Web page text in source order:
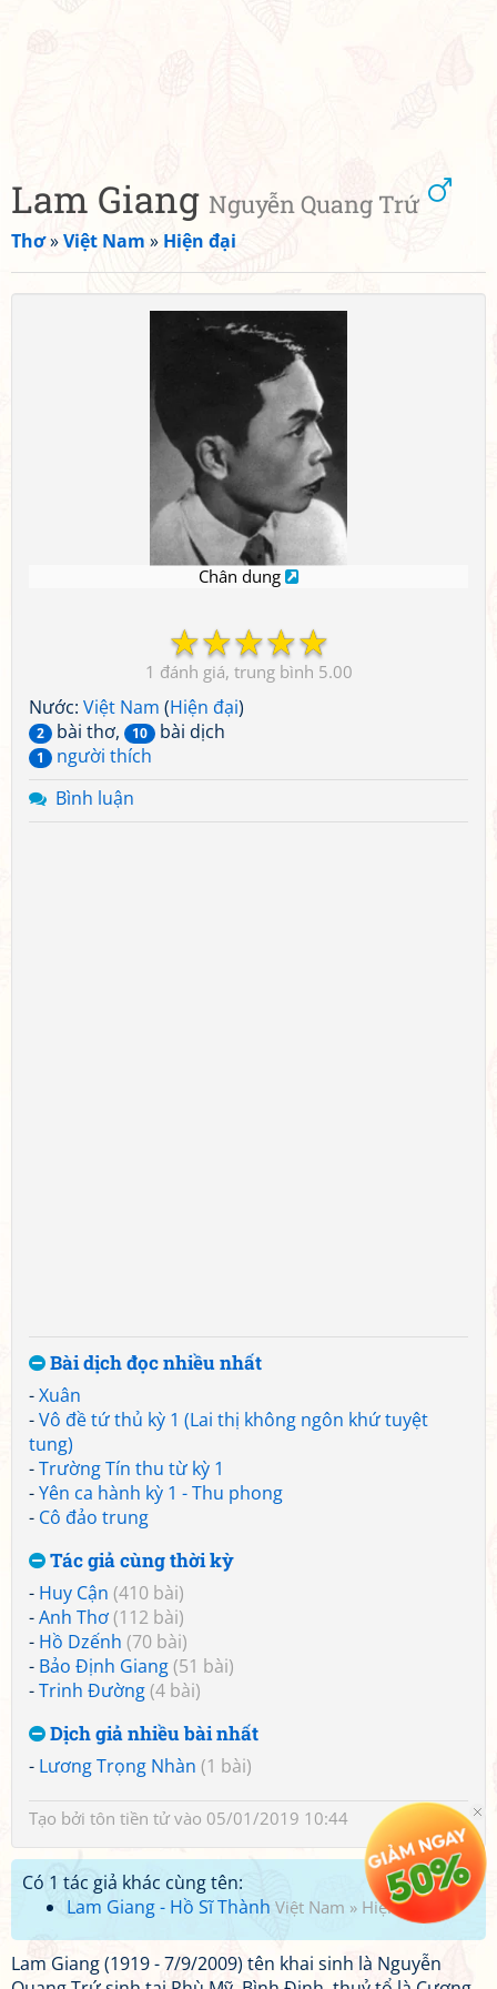
Lam Giang Nguyễn Quang Trứ
Thơ»Việt Nam » Hiện đại
Chân dung
☆
☆
☆
☆
☆
1 5.00
Nước: Việt Nam (Hiện đại)
2 bài thơ, 10 bài dịch
1
người thích
Bình luận
Bài dịch đọc nhiều nhất
-Xuân
-Vô đề tứ thủ kỳ 1 (Lai thị không ngôn khứ tuyệt
tung)
-Trường Tín thu từ kỳ 1
-Yên ca hành kỳ 1 - Thu phong
- Cô đảo trung
Tác giả cùng thời kỳ
- Huy Cận (410 bài)
-Anh Thơ(112 bài)
- Hồ Dzếnh (70 bài)
- Bảo Định Giang(51 bài)
-Trinh Đường(4 bài)
Dịch giả nhiều bài nhất
- Lương Trọng Nhàn (1 bài)
Tạo bởi tôn tiền tửvào 05/01/2019 10:44
Có 1 tác giả khác cùng tên:
Lam Giang - Hồ Sĩ Thành Việt Nam » Hiện đại
Lam Giang (1919 - 7/9/2009) tên khai sinh là Nguyễn